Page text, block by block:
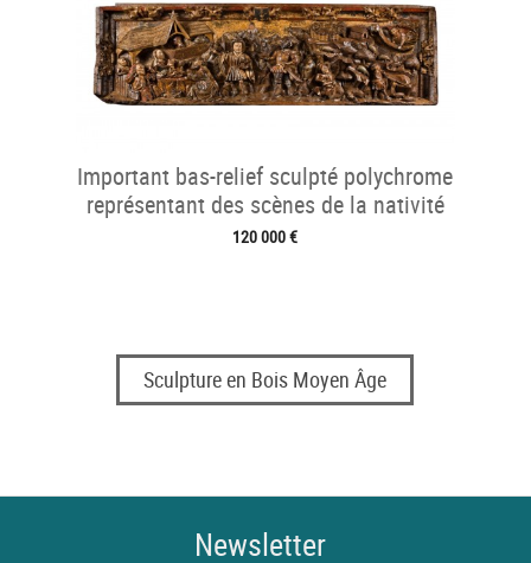
Important bas-relief sculpté polychrome
représentant des scènes de la nativité
120 000 €
Sculpture en Bois Moyen Âge
Newsletter